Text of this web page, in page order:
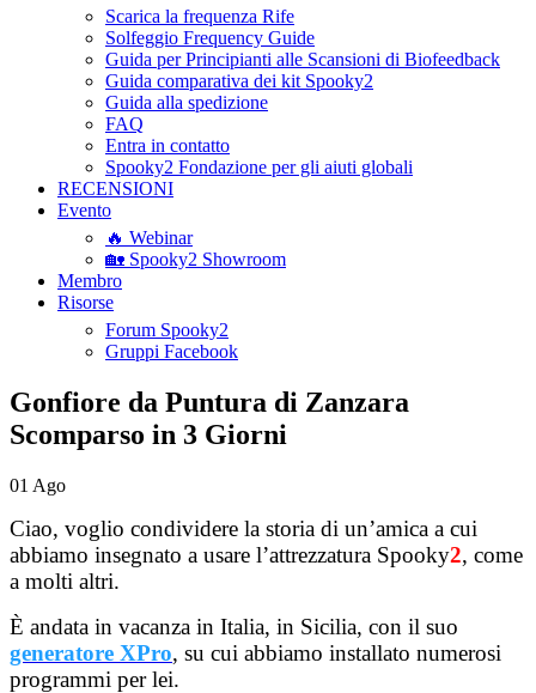
Scarica la frequenza Rife
Solfeggio Frequency Guide
Guida per Principianti alle Scansioni di Biofeedback
Guida comparativa dei kit Spooky2
Guida alla spedizione
FAQ
Entra in contatto
Spooky2 Fondazione per gli aiuti globali
RECENSIONI
Evento
🔥 Webinar
🏡 Spooky2 Showroom
Membro
Risorse
Forum Spooky2
Gruppi Facebook
Gonfiore da Puntura di Zanzara
Scomparso in 3 Giorni
01 Ago
Ciao, voglio condividere la storia di un’amica a cui
abbiamo insegnato a usare l’attrezzatura Spooky2, come
a molti altri.
È andata in vacanza in Italia, in Sicilia, con il suo
generatore XPro, su cui abbiamo installato numerosi
programmi per lei.